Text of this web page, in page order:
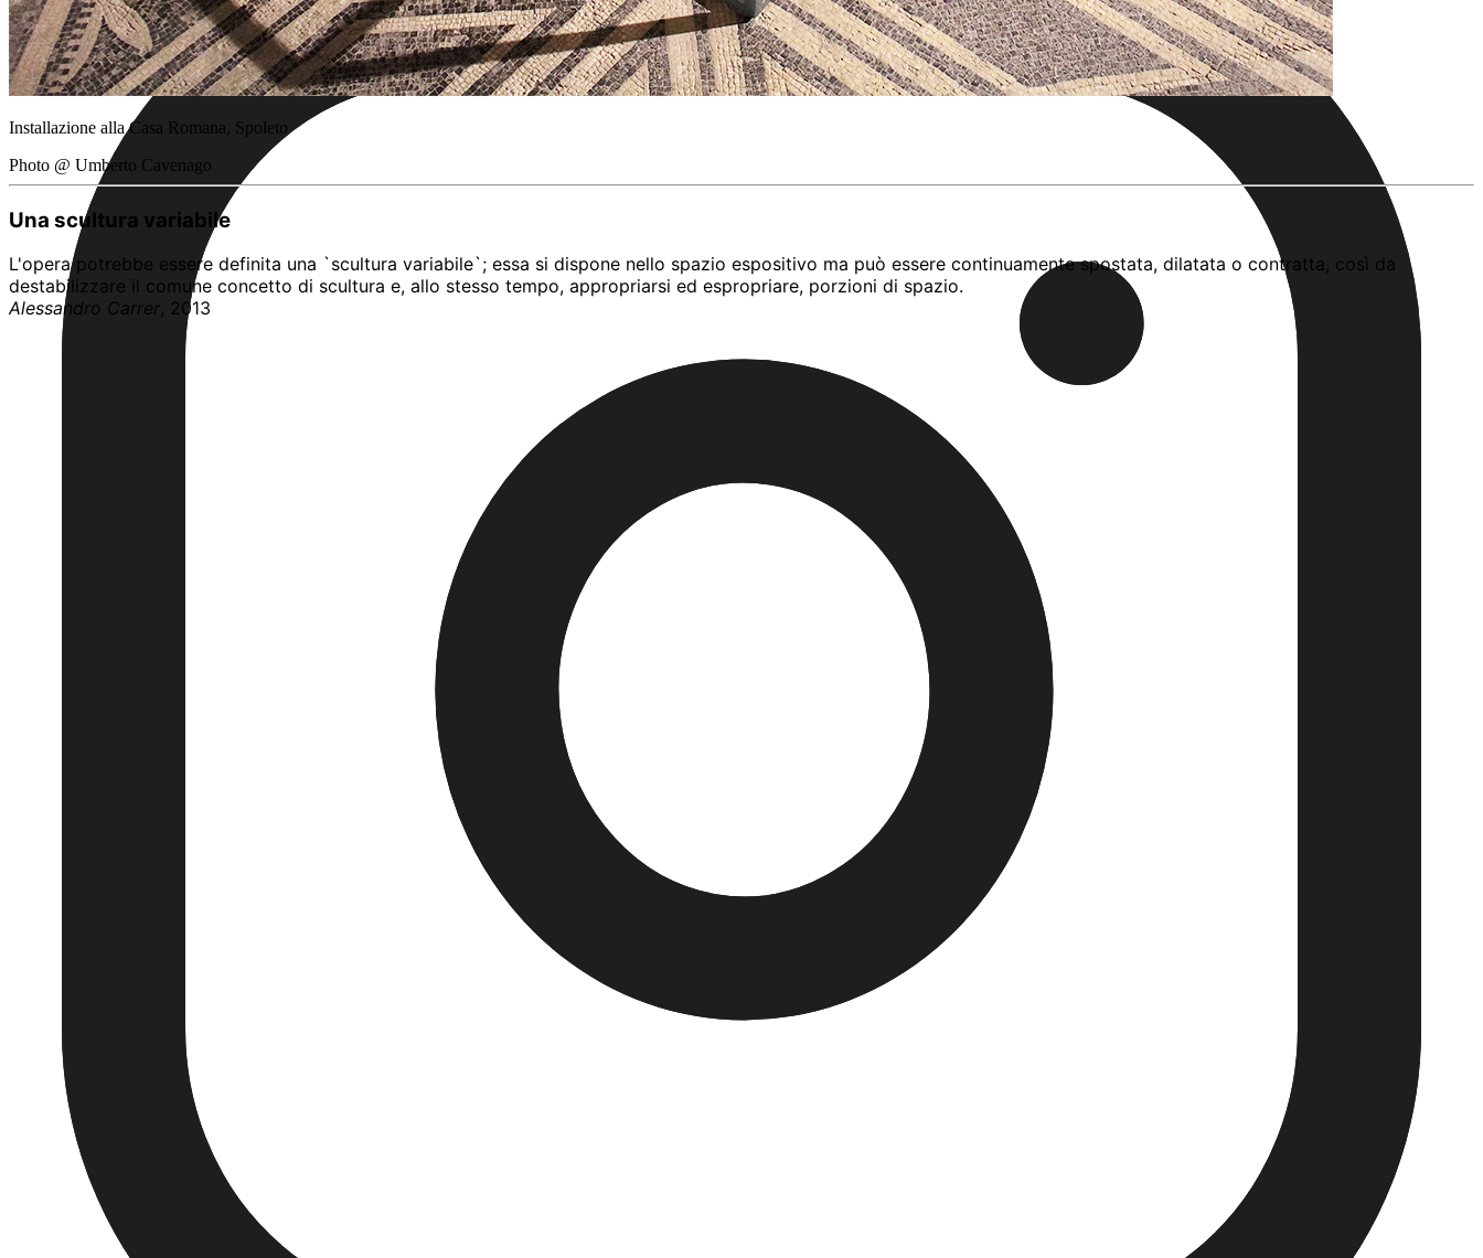
Installazione alla Casa Romana, Spoleto
Photo @ Umberto Cavenago
Una scultura variabile
L'opera potrebbe essere definita una `scultura variabile`; essa si dispone nello spazio espositivo ma può essere continuamente spostata, dilatata o contratta, così da
destabilizzare il comune concetto di scultura e, allo stesso tempo, appropriarsi ed espropriare, porzioni di spazio.
Alessandro Carrer, 2013